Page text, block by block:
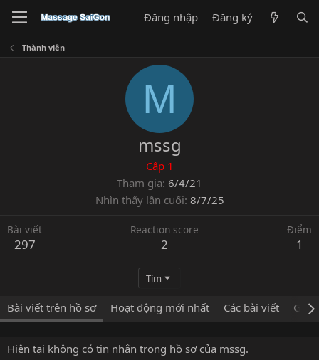
Đăng nhập Đăng ký
Thành viên
M
mssg
Cấp 1
Tham gia 6/4/21
Nhìn thấy lần cuối 8/7/25
Bài viết
297
Reaction score
2
Điểm
1
Tìm
Bài viết trên hồ sơ Hoạt động mới nhất Các bài viết Giới
Hiện tại không có tin nhắn trong hồ sơ của mssg.